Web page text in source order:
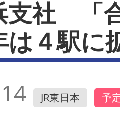
支社 「
４駅に
JR東日本 予